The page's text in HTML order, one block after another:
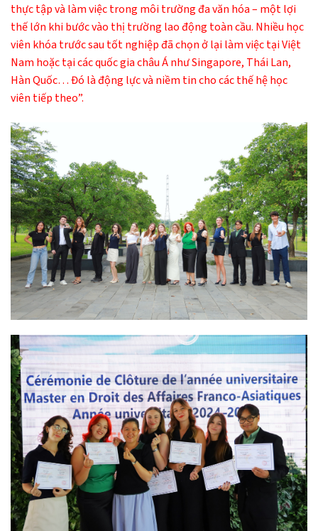
thực tập và làm việc trong môi trường đa văn hóa – một lợi
thế lớn khi bước vào thị trường lao động toàn cầu. Nhiều học
viên khóa trước sau tốt nghiệp đã chọn ở lại làm việc tại Việt
Nam hoặc tại các quốc gia châu Á như Singapore, Thái Lan,
Hàn Quốc… Đó là động lực và niềm tin cho các thế hệ học
viên tiếp theo”.